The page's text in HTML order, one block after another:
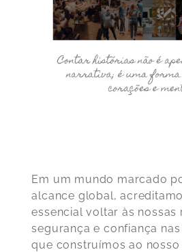
Em um mundo marcado
alcance global,
essencial voltar às nossas
segurança e confiança
que construímos ao nosso